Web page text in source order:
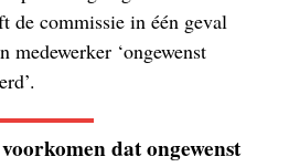
de commissie in één geval
medewerker ‘ongewenst
dat ongewenst